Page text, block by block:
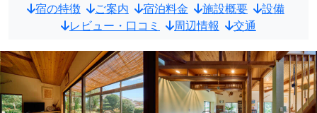
宿の特徴 ご案内 宿泊料金 施設概要
設備
レビュー・口コミ
周辺情報 交通